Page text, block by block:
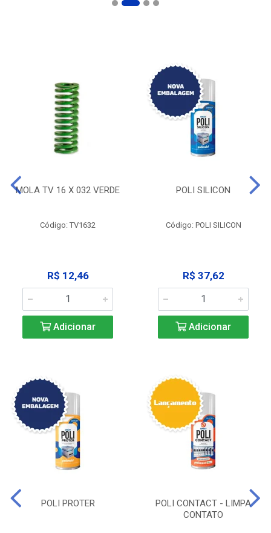
MOLA TV 16 X 032 VERDE
Código: TV1632
R$ 12,46
Adicionar
POLI SILICON
Código: POLI SILICON
R$ 37,62
Adicionar
POLI PROTER
POLI CONTACT - LIMPA
CONTATO